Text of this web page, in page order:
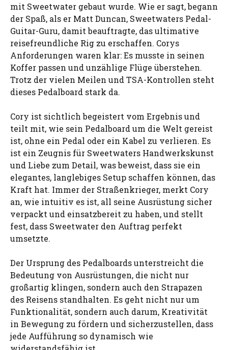
mit Sweetwater gebaut wurde. Wie er sagt, begann
der Spaß, als er Matt Duncan, Sweetwaters Pedal-
Guitar-Guru, damit beauftragte, das ultimative
reisefreundliche Rig zu erschaffen. Corys
Anforderungen waren klar: Es musste in seinen
Koffer passen und unzählige Flüge überstehen.
Trotz der vielen Meilen und TSA-Kontrollen steht
dieses Pedalboard stark da.
Cory ist sichtlich begeistert vom Ergebnis und
teilt mit, wie sein Pedalboard um die Welt gereist
ist, ohne ein Pedal oder ein Kabel zu verlieren. Es
ist ein Zeugnis für Sweetwaters Handwerkskunst
und Liebe zum Detail, was beweist, dass sie ein
elegantes, langlebiges Setup schaffen können, das
Kraft hat. Immer der Straßenkrieger, merkt Cory
an, wie intuitiv es ist, all seine Ausrüstung sicher
verpackt und einsatzbereit zu haben, und stellt
fest, dass Sweetwater den Auftrag perfekt
umsetzte.
Der Ursprung des Pedalboards unterstreicht die
Bedeutung von Ausrüstungen, die nicht nur
großartig klingen, sondern auch den Strapazen
des Reisens standhalten. Es geht nicht nur um
Funktionalität, sondern auch darum, Kreativität
in Bewegung zu fördern und sicherzustellen, dass
jede Aufführung so dynamisch wie